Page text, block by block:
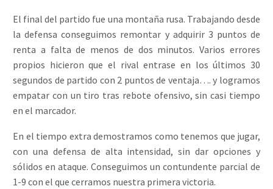
El final del partido fue una montaña rusa. Trabajando desde
la defensa conseguimos remontar y adquirir 3 puntos de
renta a falta de menos de dos minutos. Varios errores
propios hicieron que el rival entrase en los últimos 30
segundos de partido con 2 puntos de ventaja…. y logramos
empatar con un tiro tras rebote ofensivo, sin casi tiempo
en el marcador.
En el tiempo extra demostramos como tenemos que jugar,
con una defensa de alta intensidad, sin dar opciones y
sólidos en ataque. Conseguimos un contundente parcial de
1-9 con el que cerramos nuestra primera victoria.